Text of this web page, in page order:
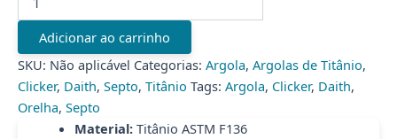
DAITH
STONE
BAG
MINI
TIT(CX20)
quantidade
Adicionar ao carrinho
SKU: Não aplicável Categorias: Argola, Argolas de Titânio,
Clicker, Daith, Septo, Titânio Tags: Argola, Clicker, Daith,
Orelha, Septo
Material:Titânio ASTM F136